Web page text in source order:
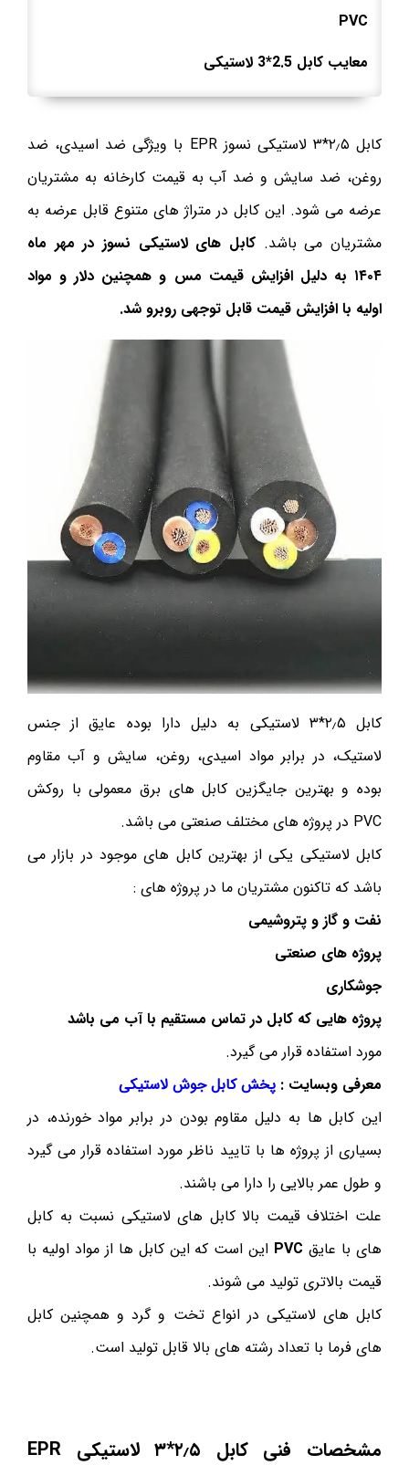
PVC
معایب کابل 2.5*3 لاستیکی
کابل ۲٫۵*۳ لاستیکی نسوز EPR با ویژگی ضد اسیدی، ضد
روغن، ضد سایش و ضد آب به قیمت کارخانه به مشتریان
عرضه می شود. این کابل در متراژ های متنوع قابل عرضه به
مشتریان می باشد. کابل های لاستیکی نسوز در مهر ماه
۱۴۰۴ به دلیل افزایش قیمت مس و همچنین دلار و مواد
اولیه با افزایش قیمت قابل توجهی روبرو شد.
کابل ۲٫۵*۳ لاستیکی به دلیل دارا بوده عایق از جنس
لاستیک، در برابر مواد اسیدی، روغن، سایش و آب مقاوم
بوده و بهترین جایگزین کابل های برق معمولی با روکش
PVC در پروژه های مختلف صنعتی می باشد.
کابل لاستیکی یکی از بهترین کابل های موجود در بازار می
باشد که تاکنون مشتریان ما در پروژه های :
نفت و گاز و پتروشیمی
پروژه های صنعتی
جوشکاری
پروژه هایی که کابل در تماس مستقیم با آب می باشد
مورد استفاده قرار می گیرد.
معرفی وبسایت : پخش کابل جوش لاستیکی
این کابل ها به دلیل مقاوم بودن در برابر مواد خورنده، در
بسیاری از پروژه ها با تایید ناظر مورد استفاده قرار می گیرد
و طول عمر بالایی را دارا می باشند.
علت اختلاف قیمت بالا کابل های لاستیکی نسبت به کابل
های با عایق PVC این است که این کابل ها از مواد اولیه با
قیمت بالاتری تولید می شوند.
کابل های لاستیکی در انواع تخت و گرد و همچنین کابل
های فرما با تعداد رشته های بالا قابل تولید است.
مشخصات فنی کابل ۲٫۵*۳ لاستیکی EPR